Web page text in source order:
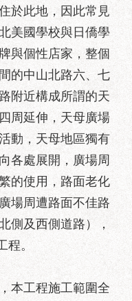
於此地，因此常見
美國學校與日僑學
與個性店家，整個
的中山北路六、七
附近構成所謂的天
周延伸，天母廣場
動，天母地區獨有
各處展開，廣場周
的使用，路面老化
場周遭路面不佳路
側及西側道路），
。
本工程施工範圍全